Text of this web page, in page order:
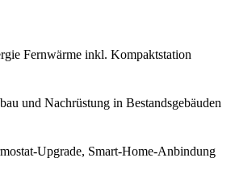
Fernwärme inkl. Kompaktstation
und Nachrüstung in Bestandsgebäuden
Upgrade, Smart-Home-Anbindung